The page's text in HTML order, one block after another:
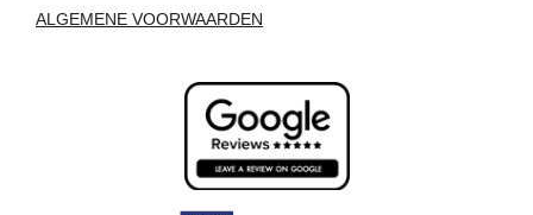
ALGEMENE VOORWAARDEN